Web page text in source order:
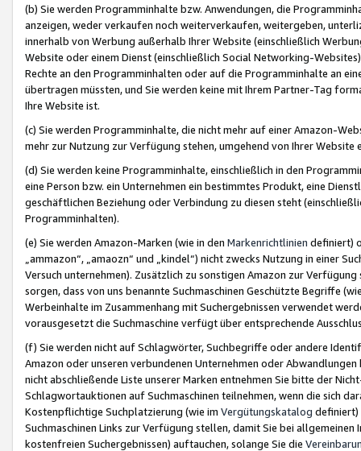
(b) Sie werden Programminhalte bzw. Anwendungen, die
anzeigen, weder verkaufen noch weiterverkaufen, weitergeben,
innerhalb von Werbung außerhalb Ihrer Website (einschließlich
Website oder einem Dienst (einschließlich Social Networking-
Rechte an den Programminhalten oder auf die Programminhalte an
übertragen müssten, und Sie werden keine mit Ihrem Partner-Tag
Ihre Website ist.
(c) Sie werden Programminhalte, die nicht mehr auf einer Amazon-
mehr zur Nutzung zur Verfügung stehen, umgehend von Ihrer
(d) Sie werden keine Programminhalte, einschließlich in den
eine Person bzw. ein Unternehmen ein bestimmtes Produkt, eine
geschäftlichen Beziehung oder Verbindung zu diesen steht
Programminhalten).
(e) Sie werden Amazon-Marken (wie in den Markenrichtlinien definiert)
„ammazon“, „amaozn“ und „kindel“) nicht zwecks Nutzung in einer
Versuch unternehmen). Zusätzlich zu sonstigen Amazon zur
sorgen, dass von uns benannte Suchmaschinen Geschützte Begriffe
Werbeinhalte im Zusammenhang mit Suchergebnissen verwendet
vorausgesetzt die Suchmaschine verfügt über entsprechende
(f) Sie werden nicht auf Schlagwörter, Suchbegriffe oder andere
Amazon oder unseren verbundenen Unternehmen oder
nicht abschließende Liste unserer Marken entnehmen Sie bitte der
Schlagwortauktionen auf Suchmaschinen teilnehmen, wenn die sich
Kostenpflichtige Suchplatzierung (wie im Vergütungskatalog definiert)
Suchmaschinen Links zur Verfügung stellen, damit Sie bei
kostenfreien Suchergebnissen) auftauchen, solange Sie die